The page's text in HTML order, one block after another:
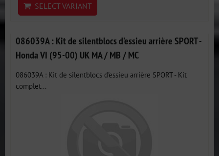
SELECT VARIANT
086039A : Kit de silentblocs d'essieu arrière SPORT -
Honda VI (95-00) UK MA / MB / MC
086039A : Kit de silentblocs d'essieu arrière SPORT - Kit
complet...